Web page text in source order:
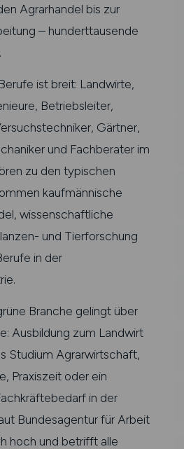
Agrarhandel bis zur
– hunderttausende
ist breit: Landwirte,
Betriebsleiter,
Gärtner,
und Fachberater im
zu den typischen
kaufmännische
wissenschaftliche
und Tierforschung
in der
Branche gelingt über
Ausbildung zum Landwirt
Studium Agrarwirtschaft,
Praxiszeit oder ein
in der
Bundesagentur für Arbeit
hoch und betrifft alle